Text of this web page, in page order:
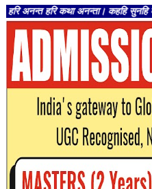
अनन्ता। कहहि सुनहि बहुविधि सब